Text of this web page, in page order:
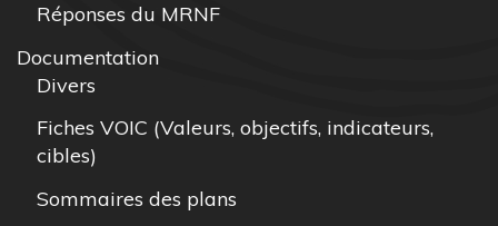
Réponses du MRNF
Documentation
Divers
Fiches VOIC (Valeurs, objectifs, indicateurs,
cibles)
Sommaires des plans